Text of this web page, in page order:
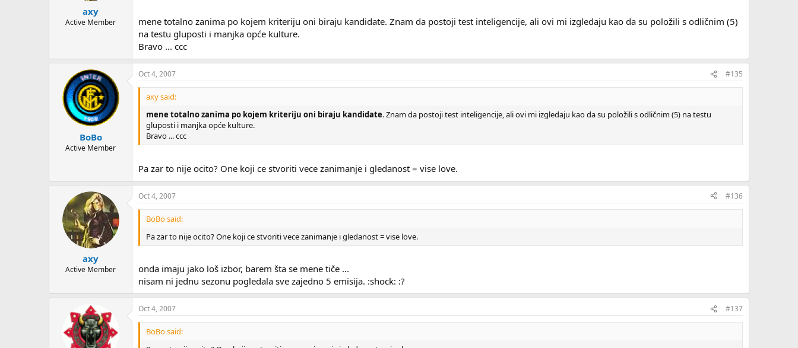
axy
Active Member
mene totalno zanima po kojem kriteriju oni biraju kandidate. Znam da postoji test inteligencije, ali ovi mi izgledaju kao da su položili s odličnim (5)
na testu gluposti i manjka opće kulture.
Bravo ... ccc
BoBo
Active Member
Oct 4, 2007 #135
axy said:
mene totalno zanima po kojem kriteriju oni biraju kandidate. Znam da postoji test inteligencije, ali ovi mi izgledaju kao da su položili s odličnim (5) na testu
gluposti i manjka opće kulture.
Bravo ... ccc
Pa zar to nije ocito? One koji ce stvoriti vece zanimanje i gledanost = vise love.
axy
Active Member
Oct 4, 2007 #136
BoBo said:
Pa zar to nije ocito? One koji ce stvoriti vece zanimanje i gledanost = vise love.
onda imaju jako loš izbor, barem šta se mene tiče ...
nisam ni jednu sezonu pogledala sve zajedno 5 emisija. :shock: :?
Oct 4, 2007 #137
BoBo said: